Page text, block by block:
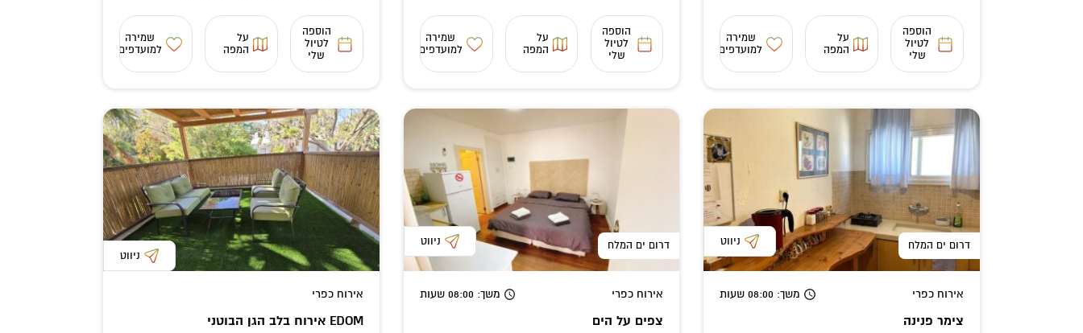
הוספה
לטיול
שלי
על
המפה
שמירה
למועדפים
הוספה
לטיול
שלי
על
המפה
שמירה
למועדפים
הוספה
לטיול
שלי
על
המפה
שמירה
למועדפים
דרום ים המלח ניווט
אירוח כפרי משך: 08:00 שעות
צימר פנינה
דרום ים המלח ניווט
אירוח כפרי משך: 08:00 שעות
צפים על הים
ניווט
אירוח כפרי
EDOM אירוח בלב הגן הבוטני